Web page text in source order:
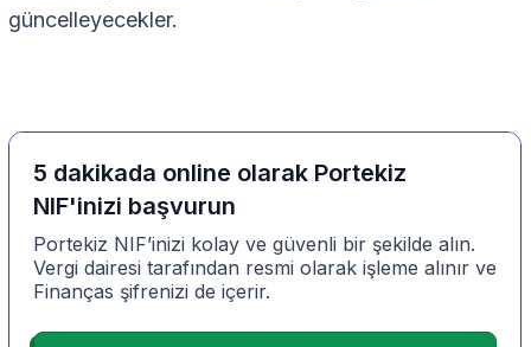
güncelleyecekler.
5 dakikada online olarak Portekiz
NIF'inizi başvurun
Portekiz NIF’inizi kolay ve güvenli bir şekilde alın.
Vergi dairesi tarafından resmi olarak işleme alınır ve
Finanças şifrenizi de içerir.